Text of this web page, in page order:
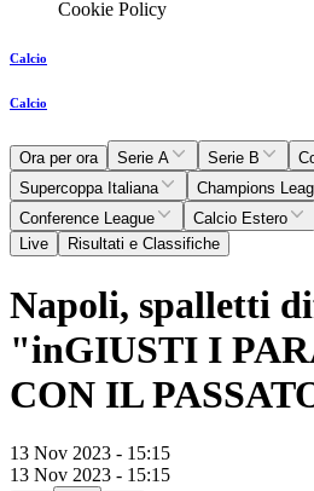
Cookie Policy
Calcio
Calcio
Ora per ora Serie A Serie B
Supercoppa Italiana
Champions
Conference League
Calcio Estero
Live
Risultati e Classifiche
Napoli, spalletti
"inGIUSTI I
CON IL
13 Nov 2023 - 15:15
13 Nov 2023 - 15:15